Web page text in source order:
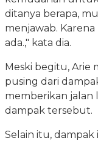
ditanya berapa,
menjawab.
ada.," kata dia.
Meski begitu, Arie
pusing dari
memberikan
dampak tersebut.
Selain itu,